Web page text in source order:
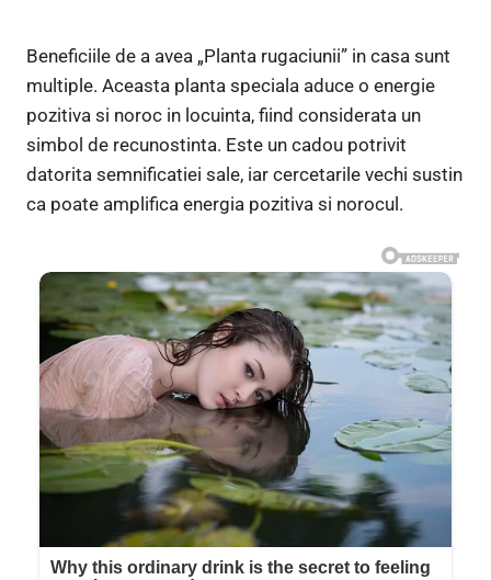
Beneficiile de a avea „Planta rugaciunii” in casa sunt
multiple. Aceasta planta speciala aduce o energie
pozitiva si noroc in locuinta, fiind considerata un
simbol de recunostinta. Este un cadou potrivit
datorita semnificatiei sale, iar cercetarile vechi sustin
ca poate amplifica energia pozitiva si norocul.